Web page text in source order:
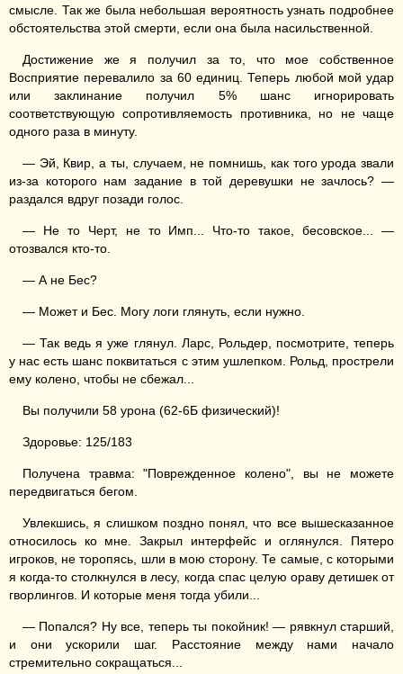
смысле. Так же была небольшая вероятность узнать подробнее
обстоятельства этой смерти, если она была насильственной.
Достижение же я получил за то, что мое собственное
Восприятие перевалило за 60 единиц. Теперь любой мой удар
или заклинание получил 5% шанс игнорировать
соответствующую сопротивляемость противника, но не чаще
одного раза в минуту.
— Эй, Квир, а ты, случаем, не помнишь, как того урода звали
из-за которого нам задание в той деревушки не зачлось? —
раздался вдруг позади голос.
— Не то Черт, не то Имп... Что-то такое, бесовское... —
отозвался кто-то.
— А не Бес?
— Может и Бес. Могу логи глянуть, если нужно.
— Так ведь я уже глянул. Ларс, Рольдер, посмотрите, теперь
у нас есть шанс поквитаться с этим ушлепком. Рольд, прострели
ему колено, чтобы не сбежал...
Вы получили 58 урона (62-6Б физический)!
Здоровье: 125/183
Получена травма: "Поврежденное колено", вы не можете
передвигаться бегом.
Увлекшись, я слишком поздно понял, что все вышесказанное
относилось ко мне. Закрыл интерфейс и оглянулся. Пятеро
игроков, не торопясь, шли в мою сторону. Те самые, с которыми
я когда-то столкнулся в лесу, когда спас целую ораву детишек от
гворлингов. И которые меня тогда убили...
— Попался? Ну все, теперь ты покойник! — рявкнул старший,
и они ускорили шаг. Расстояние между нами начало
стремительно сокращаться...